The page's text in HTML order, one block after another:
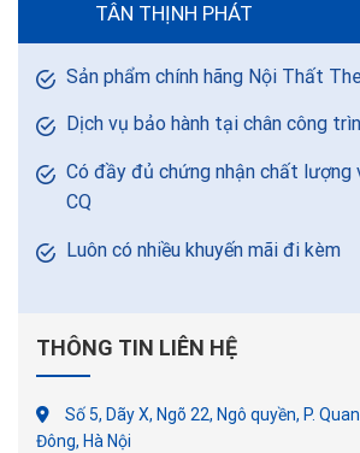
TÂN THỊNH PHÁT
Sản phẩm chính hãng Nội Thất
Dịch vụ bảo hành tại chân công
Có đầy đủ chứng nhận chất lượng
CQ
Luôn có nhiều khuyến mãi đi kèm
THÔNG TIN LIÊN HỆ
Số 5, Dãy X, Ngõ 22, Ngô quyền, P.
Đông, Hà Nội